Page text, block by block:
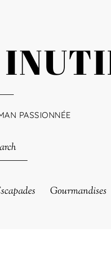
PASSIONNÉE
Gourmandises